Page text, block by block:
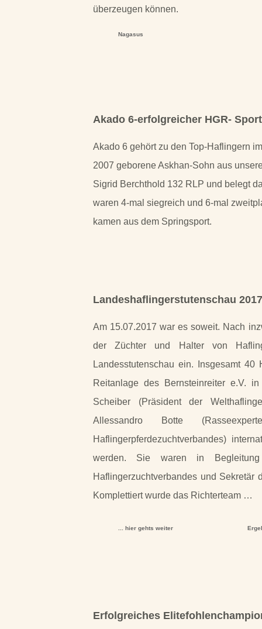
überzeugen können.
Akado 6-erfolgreicher HGR-
Akado 6 gehört zu den Top-Haflingern
2007 geborene Askhan-Sohn aus
Sigrid Berchthold 132 RLP und belegt
waren 4-mal siegreich und 6-mal
kamen aus dem Springsport.
Landeshaflingerstutenschau
Am 15.07.2017 war es soweit. Nach
der Züchter und Halter von
Landesstutenschau ein. Insgesamt
Reitanlage des Bernsteinreiter e.V.
Scheiber (Präsident der
Allessandro Botte
Haflingerpferdezuchtverbandes)
werden. Sie waren in
Haflingerzuchtverbandes und Sekretär
Komplettiert wurde das Richterteam …
Erfolgreiches
Nagasus
... hier gehts weiter